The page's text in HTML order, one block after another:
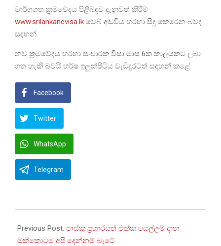
මාර්ගගත ක්‍රමවේදය පිළිබඳව දැනුවත් කිරීම්
www.srilankanevisa.lk වෙබ් අඩවිය හරහා සිදු කෙරෙන බවද
සඳහන්.
නව ක්‍රමවේදය හරහා සංචාරක වීසා මාස 6ක කාලයකට ලබා
ගත හැකි බවයි හර්ෂ ඉලුක්පිටිය වැඩිදුරටත් සඳහන් කළේ.
Facebook
Twitter
WhatsApp
Telegram
04-
17
Previous Post: පාස්කු ප්‍රහාරයත් එක්ක සෙල්ලම් දාන
ඔක්කොටම අපි දෙන්නම් බැටේ